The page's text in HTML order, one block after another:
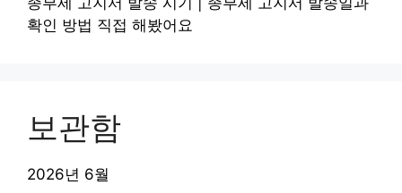
확인 방법 직접 해봤어요
보관함
2026년 6월